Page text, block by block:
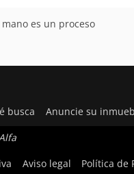
es un proceso
busca Anuncie su
Aviso legal Política de